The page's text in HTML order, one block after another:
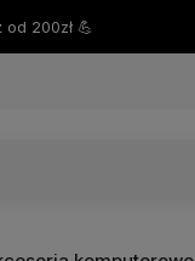
200zł 💪